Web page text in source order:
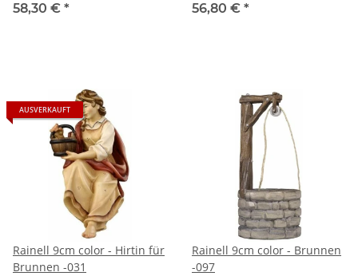
58,30 € *
56,80 € *
AUSVERKAUFT
Rainell 9cm color - Hirtin für
Brunnen -031
Rainell 9cm color - Brunnen
-097